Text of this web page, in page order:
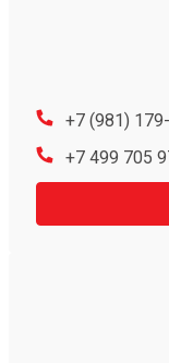
+7 (981)
+7 499 705